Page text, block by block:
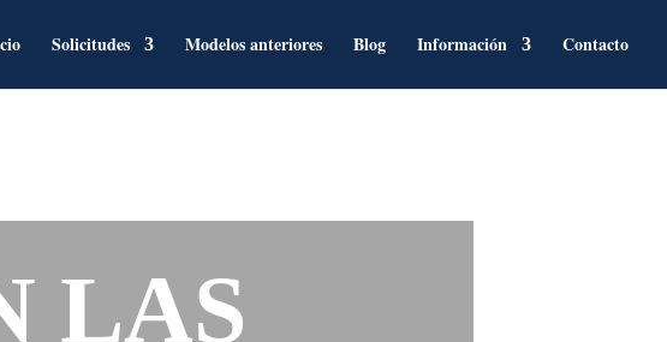
Solicitudes Modelos anteriores Blog Información Contacto
LAS